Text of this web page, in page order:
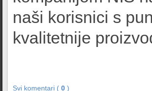
naši korisnici s
kvalitetnije
Svi komentari ( 0 )